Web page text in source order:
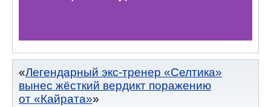
Легендарный экс-тренер «Селтика»
вынес жёсткий вердикт поражению
от «Кайрата»